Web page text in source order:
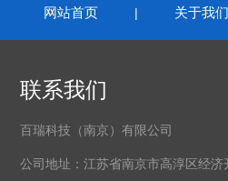
网站首页 | 关于我们
联系我们
百瑞科技（南京）有限公司
公司地址：江苏省南京市高淳区经